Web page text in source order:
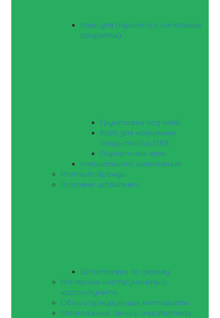
Клеи для паркета и напольных
покрытий
Грунтовки под клей
Клей для напольных
покрытий из ПВХ
Паркетные клеи
специального назначения
Premium бренды
Готовые шпаклевки
Шпатлевки по дереву
Малярные инструменты и
краскопульты
Обои и армирующие материалы
Монтажные пены и очистители